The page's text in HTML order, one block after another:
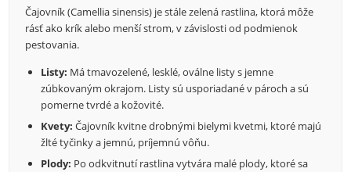
Čajovník (Camellia sinensis) je stále zelená rastlina, ktorá môže
rásť ako krík alebo menší strom, v závislosti od podmienok
pestovania.
Listy: Má tmavozelené, lesklé, oválne listy s jemne
zúbkovaným okrajom. Listy sú usporiadané v pároch a sú
pomerne tvrdé a kožovité.
Kvety: Čajovník kvitne drobnými bielymi kvetmi, ktoré majú
žlté tyčinky a jemnú, príjemnú vôňu.
Plody: Po odkvitnutí rastlina vytvára malé plody, ktoré sa